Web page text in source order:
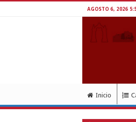
AGOSTO 6, 2026
Inicio